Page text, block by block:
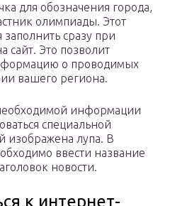
для обозначения города,
олимпиады. Этот
сразу при
сайт. Это позволит
о проводимых
вашего региона.
информации
специальной
изображена лупа. В
ввести название
новости.
к интернет-